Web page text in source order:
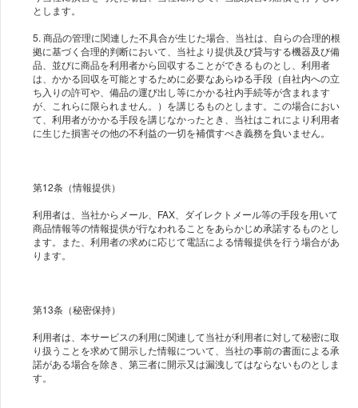
とします。
5. 商品の管理に関連した不具合が生じた場合、当社は、自らの合理的根
拠に基づく合理的判断において、当社より提供及び貸与する機器及び備
品、並びに商品を利用者から回収することができるものとし、利用者
は、かかる回収を可能とするために必要なあらゆる手段（自社内への立
ち入りの許可や、備品の運び出し等にかかる社内手続等が含まれます
が、これらに限られません。）を講じるものとします。この場合におい
て、利用者がかかる手段を講じなかったとき、当社はこれにより利用者
に生じた損害その他の不利益の一切を補償すべき義務を負いません。
第12条（情報提供）
利用者は、当社からメール、FAX、ダイレクトメール等の手段を用いて
商品情報等の情報提供が行なわれることをあらかじめ承諾するものとし
ます。また、利⽤者の求めに応じて電話による情報提供を⾏う場合があ
ります。
第13条（秘密保持）
利用者は、本サービスの利用に関連して当社が利用者に対して秘密に取
り扱うことを求めて開示した情報について、当社の事前の書面による承
諾がある場合を除き、第三者に開示又は漏洩してはならないものとしま
す。